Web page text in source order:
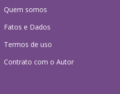
Quem somos
Fatos e Dados
Termos de uso
Contrato com o Autor